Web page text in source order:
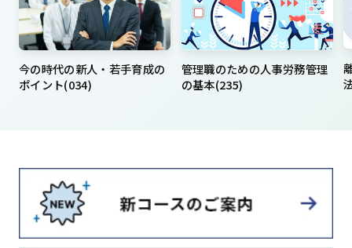
今の時代の新人・若手育成の
ポイント(034)
管理職のための人事労務管理
の基本(235)